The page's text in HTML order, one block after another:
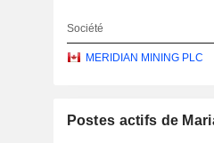
Société
MERIDIAN MINING PLC
Postes actifs de